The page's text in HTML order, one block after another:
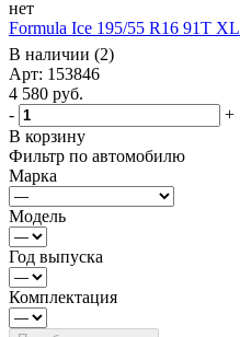
нет
Formula Ice 195/55 R16 91T XL
В наличии (2)
Арт: 153846
4 580 руб.
-
+
В корзину
Фильтр по автомобилю
Марка
Модель
Год выпуска
Комплектация